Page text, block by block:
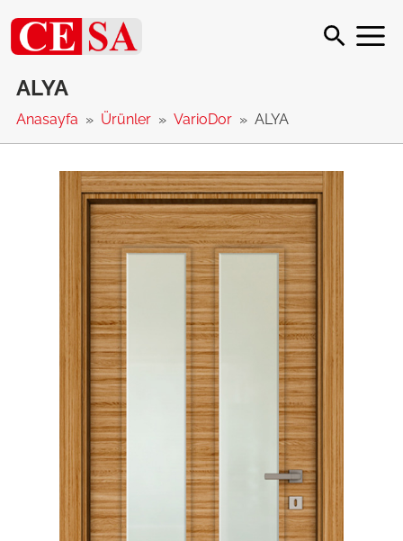
ALYA
Anasayfa Ürünler VarioDor ALYA